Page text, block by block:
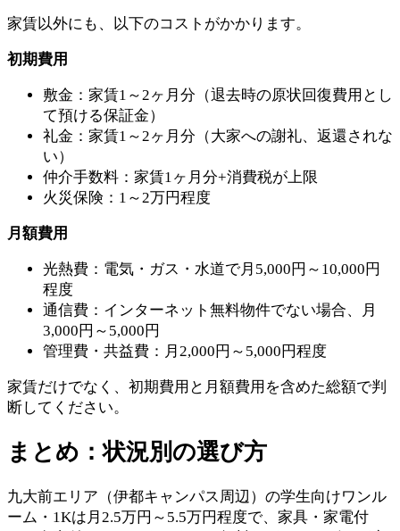
家賃以外にも、以下のコストがかかります。
初期費用
敷金：家賃1～2ヶ月分（退去時の原状回復費用とし
て預ける保証金）
礼金：家賃1～2ヶ月分（大家への謝礼、返還されな
い）
仲介手数料：家賃1ヶ月分+消費税が上限
火災保険：1～2万円程度
月額費用
光熱費：電気・ガス・水道で月5,000円～10,000円
程度
通信費：インターネット無料物件でない場合、月
3,000円～5,000円
管理費・共益費：月2,000円～5,000円程度
家賃だけでなく、初期費用と月額費用を含めた総額で判
断してください。
まとめ：状況別の選び方
九大前エリア（伊都キャンパス周辺）の学生向けワンル
ーム・1Kは月2.5万円～5.5万円程度で、家具・家電付